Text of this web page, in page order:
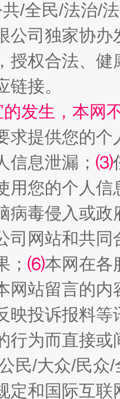
期 从幼
场
/全民/法治/
公司独家协
授权合法、
接。
的发生，本网
求提供您的个
信息泄漏； ⑶
用您的个人
病毒侵入或
司网站和共
； ⑹本网在各
网站留言的内
映投诉报料
行为而直接
民/大众/民
定和国际互